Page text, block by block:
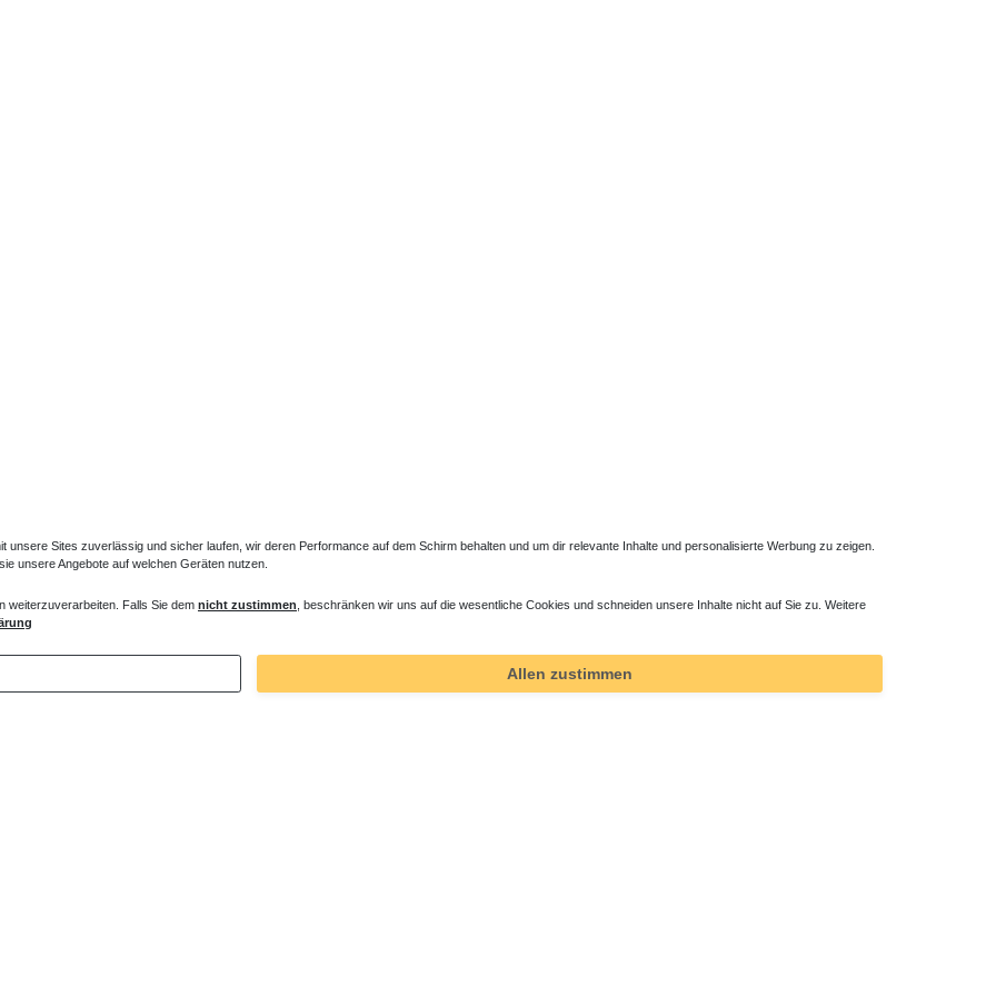
Sites zuverlässig und sicher laufen, wir deren Performance auf dem Schirm behalten und um dir relevante Inhalte und personalisierte Werbung zu zeigen.
unsere Angebote auf welchen Geräten nutzen.
weiterzuverarbeiten. Falls Sie dem nicht zustimmen , beschränken wir uns auf die wesentliche Cookies und schneiden unsere Inhalte nicht auf Sie zu. Weitere
Allen zustimmen